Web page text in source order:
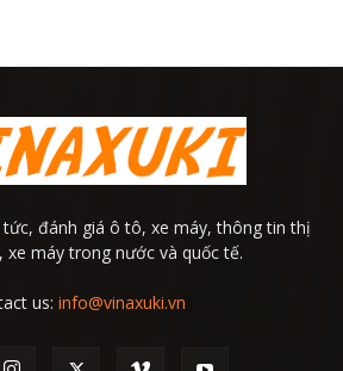
tức, đánh giá ô tô, xe máy, thông tin thị
máy trong nước và quốc tế.
us: info@vinaxuki.vn